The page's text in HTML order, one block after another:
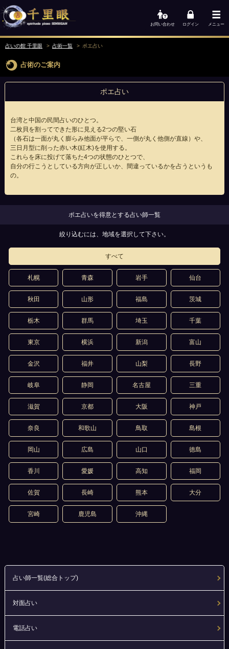
お問い合わせ ログイン メニュー
占いの館 千里眼 占術一覧 ポエ占い
占術のご案内
ポエ占い
台湾と中国の民間占いのひとつ。
二枚貝を割ってできた形に見える2つの堅い石
（各石は一面が丸く膨らみ他面が平らで、一側が丸く他側が直線）や、
三日月型に削った赤い木(紅木)を使用する。
これらを床に投げて落ちた4つの状態のひとつで、
自分の行こうとしている方向が正しいか、間違っているかを占うというも
の。
ポエ占いを得意とする占い師一覧
絞り込むには、地域を選択して下さい。
すべて
札幌 青森 岩手 仙台
秋田 山形 福島 茨城
栃木 群馬 埼玉 千葉
東京 横浜 新潟 富山
金沢 福井 山梨 長野
岐阜 静岡 名古屋 三重
滋賀 京都 大阪 神戸
奈良 和歌山 鳥取 島根
岡山 広島 山口 徳島
香川 愛媛 高知 福岡
佐賀 長崎 熊本 大分
宮崎 鹿児島 沖縄
占い師一覧(総合トップ)
対面占い
電話占い